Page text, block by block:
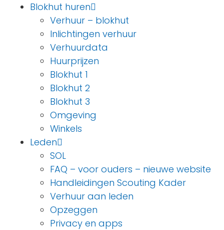
Blokhut huren
Verhuur – blokhut
Inlichtingen verhuur
Verhuurdata
Huurprijzen
Blokhut 1
Blokhut 2
Blokhut 3
Omgeving
Winkels
Leden
SOL
FAQ – voor ouders – nieuwe website
Handleidingen Scouting Kader
Verhuur aan leden
Opzeggen
Privacy en apps